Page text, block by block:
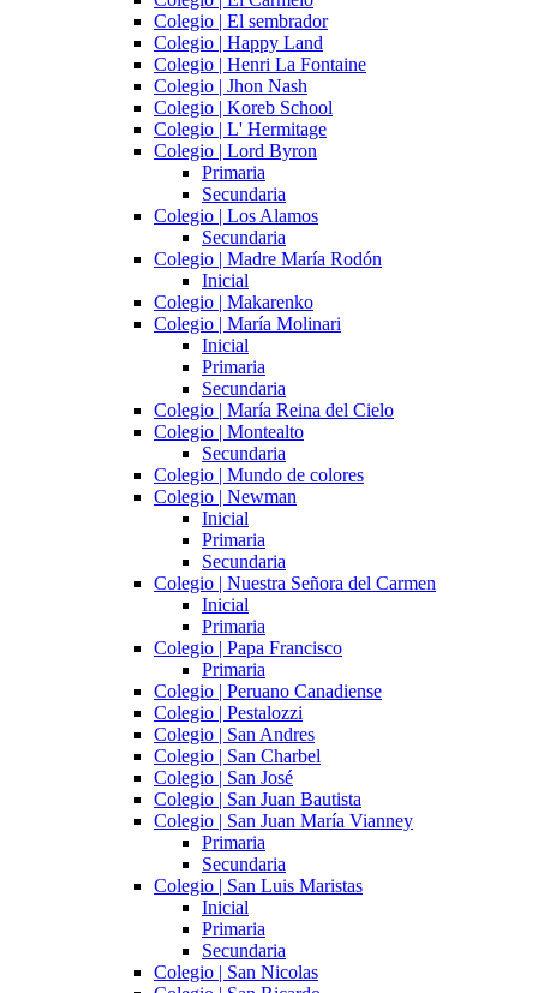
Colegio | El sembrador
Colegio | Happy Land
Colegio | Henri La Fontaine
Colegio | Jhon Nash
Colegio | Koreb School
Colegio | L' Hermitage
Colegio | Lord Byron
Primaria
Secundaria
Colegio | Los Alamos
Secundaria
Colegio | Madre María Rodón
Inicial
Colegio | Makarenko
Colegio | María Molinari
Inicial
Primaria
Secundaria
Colegio | María Reina del Cielo
Colegio | Montealto
Secundaria
Colegio | Mundo de colores
Colegio | Newman
Inicial
Primaria
Secundaria
Colegio | Nuestra Señora del Carmen
Inicial
Primaria
Colegio | Papa Francisco
Primaria
Colegio | Peruano Canadiense
Colegio | Pestalozzi
Colegio | San Andres
Colegio | San Charbel
Colegio | San José
Colegio | San Juan Bautista
Colegio | San Juan María Vianney
Primaria
Secundaria
Colegio | San Luis Maristas
Inicial
Primaria
Secundaria
Colegio | San Nicolas